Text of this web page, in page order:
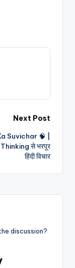
Next Post
Suvichar 🧠 |
से भरपूर
हिंदी विचार
discussion?